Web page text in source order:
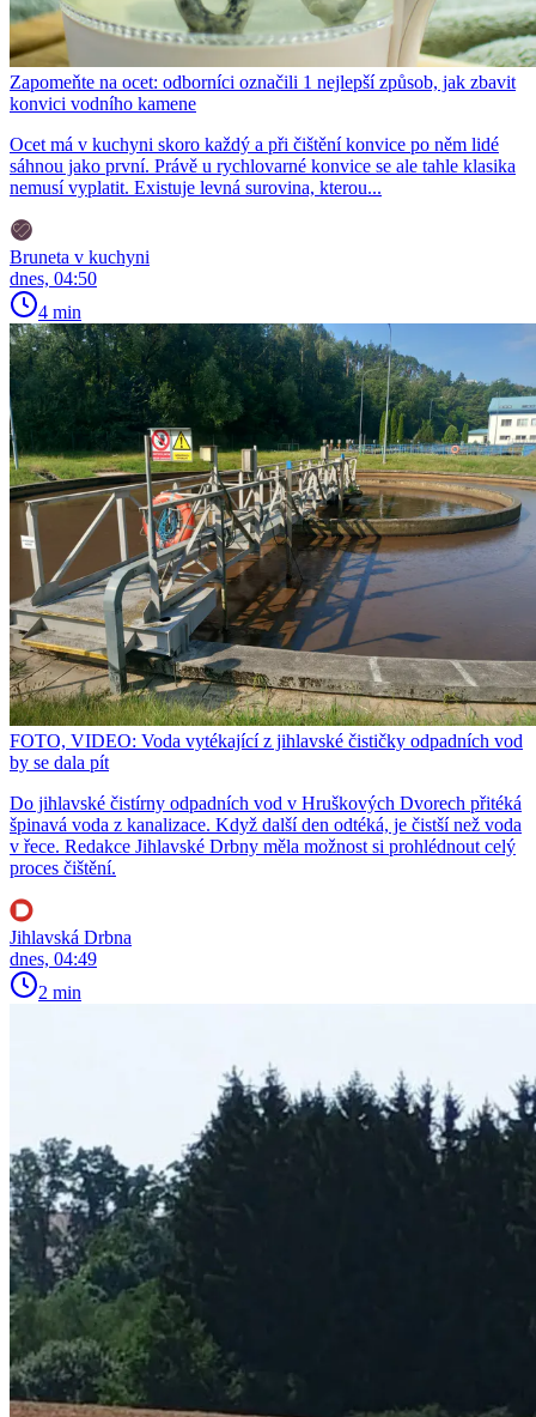
Zapomeňte na ocet: odborníci označili 1 nejlepší způsob, jak zbavit
konvici vodního kamene
Ocet má v kuchyni skoro každý a při čištění konvice po něm lidé
sáhnou jako první. Právě u rychlovarné konvice se ale tahle klasika
nemusí vyplatit. Existuje levná surovina, kterou...
Bruneta v kuchyni
dnes, 04:50
4 min
FOTO, VIDEO: Voda vytékající z jihlavské čističky odpadních vod
by se dala pít
Do jihlavské čistírny odpadních vod v Hruškových Dvorech přitéká
špinavá voda z kanalizace. Když další den odtéká, je čistší než voda
v řece. Redakce Jihlavské Drbny měla možnost si prohlédnout celý
proces čištění.
Jihlavská Drbna
dnes, 04:49
2 min